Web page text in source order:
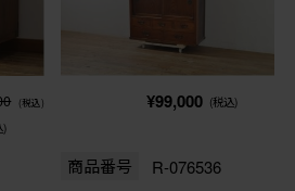
(税込)
)
¥99,000 (税込)
商品番号 R-076536